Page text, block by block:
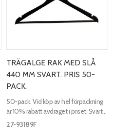
TRÄGALGE RAK MED SLÅ
440 MM SVART. PRIS 50-
PACK.
50-pack. Vid köp av hel förpackning
är 10% rabatt avdraget i priset. Svart
rak trägalge med slå. Längd 440 mm,
27-93189F